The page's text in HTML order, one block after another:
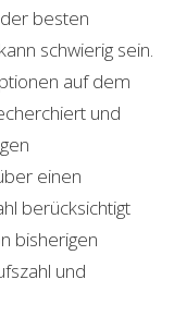
besten
kann schwierig sein.
auf dem
und
einen
berücksichtigt
bisherigen
und